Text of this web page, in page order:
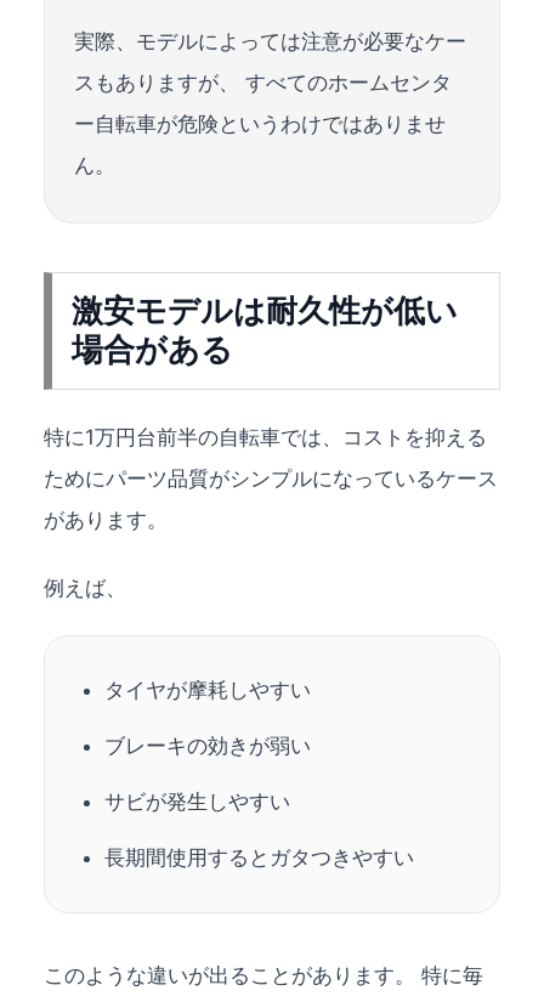
実際、モデルによっては注意が必要なケー
スもありますが、 すべてのホームセンタ
ー自転車が危険というわけではありませ
ん。
激安モデルは耐久性が低い
場合がある
特に1万円台前半の自転車では、コストを抑える
ためにパーツ品質がシンプルになっているケース
があります。
例えば、
タイヤが摩耗しやすい
ブレーキの効きが弱い
サビが発生しやすい
長期間使用するとガタつきやすい
このような違いが出ることがあります。 特に毎